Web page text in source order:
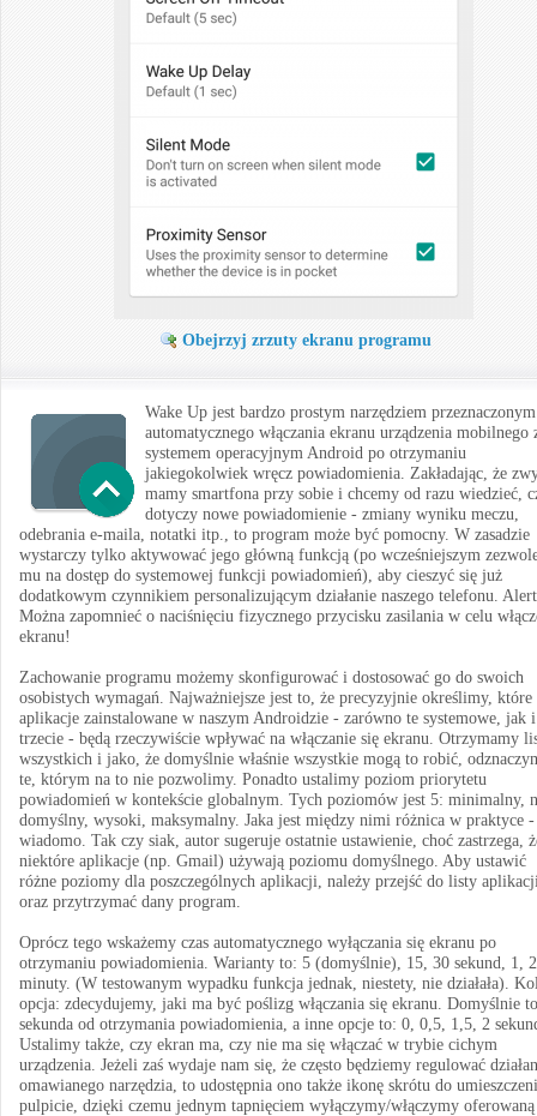
Obejrzyj zrzuty ekranu programu
Wake Up jest bardzo prostym narzędziem
automatycznego włączania ekranu urządzenia mobilnego
systemem operacyjnym Android po otrzymaniu
jakiegokolwiek wręcz powiadomienia. Zakładając, że
mamy smartfona przy sobie i chcemy od razu wiedzieć,
dotyczy nowe powiadomienie - zmiany wyniku meczu,
odebrania e-maila, notatki itp., to program może być pomocny. W zasadzie
wystarczy tylko aktywować jego główną funkcją (po wcześniejszym
mu na dostęp do systemowej funkcji powiadomień), aby cieszyć się już
dodatkowym czynnikiem personalizującym działanie naszego telefonu.
Można zapomnieć o naciśnięciu fizycznego przycisku zasilania w celu
ekranu!
Zachowanie programu możemy skonfigurować i dostosować go do swoich
osobistych wymagań. Najważniejsze jest to, że precyzyjnie określimy, które
aplikacje zainstalowane w naszym Androidzie - zarówno te systemowe, jak i
trzecie - będą rzeczywiście wpływać na włączanie się ekranu. Otrzymamy
wszystkich i jako, że domyślnie właśnie wszystkie mogą to robić,
te, którym na to nie pozwolimy. Ponadto ustalimy poziom priorytetu
powiadomień w kontekście globalnym. Tych poziomów jest 5: minimalny,
domyślny, wysoki, maksymalny. Jaka jest między nimi różnica w praktyce
wiadomo. Tak czy siak, autor sugeruje ostatnie ustawienie, choć zastrzega,
niektóre aplikacje (np. Gmail) używają poziomu domyślnego. Aby ustawić
różne poziomy dla poszczególnych aplikacji, należy przejść do listy
oraz przytrzymać dany program.
Oprócz tego wskażemy czas automatycznego wyłączania się ekranu po
otrzymaniu powiadomienia. Warianty to: 5 (domyślnie), 15, 30 sekund, 1, 2
minuty. (W testowanym wypadku funkcja jednak, niestety, nie działała).
opcja: zdecydujemy, jaki ma być poślizg włączania się ekranu. Domyślnie
sekunda od otrzymania powiadomienia, a inne opcje to: 0, 0,5, 1,5, 2
Ustalimy także, czy ekran ma, czy nie ma się włączać w trybie cichym
urządzenia. Jeżeli zaś wydaje nam się, że często będziemy regulować
omawianego narzędzia, to udostępnia ono także ikonę skrótu do
pulpicie, dzięki czemu jednym tapnięciem wyłączymy/włączymy oferowaną